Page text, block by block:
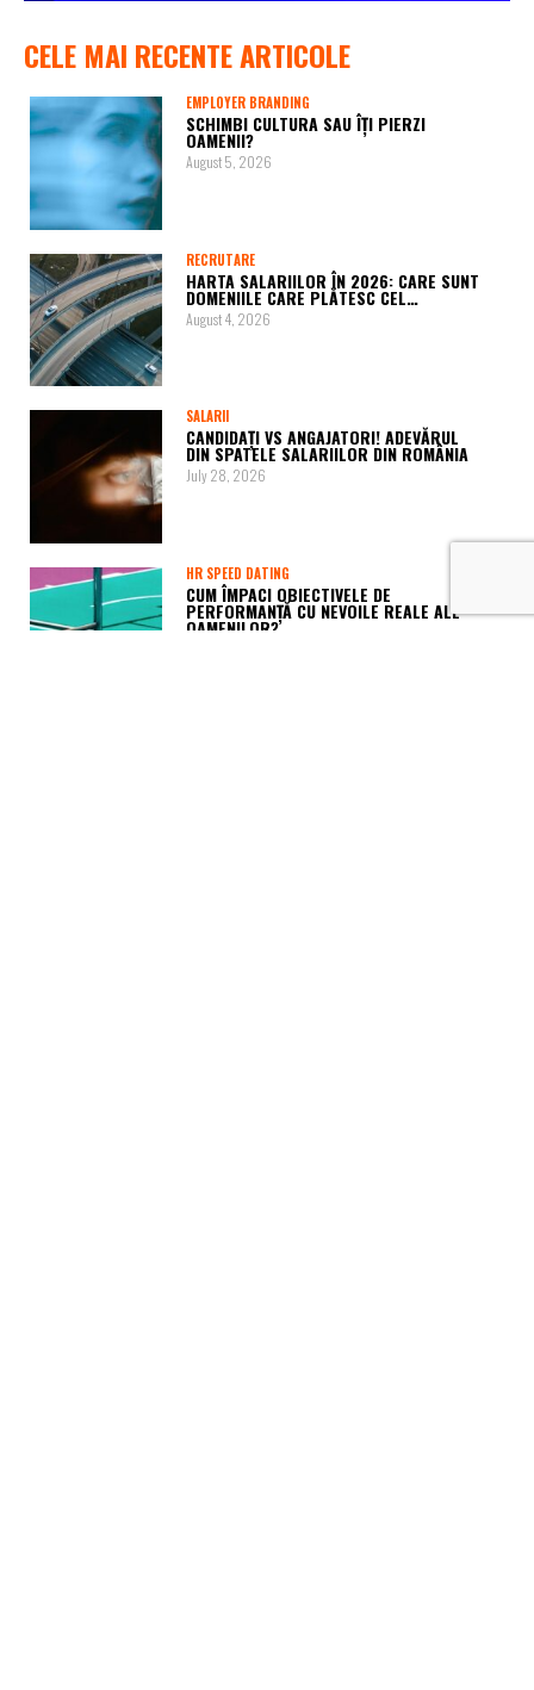
CELE MAI RECENTE ARTICOLE
EMPLOYER BRANDING
SCHIMBI CULTURA SAU ÎȚI PIERZI
OAMENII?
August 5, 2026
RECRUTARE
HARTA SALARIILOR ÎN 2026: CARE SUNT
DOMENIILE CARE PLĂTESC CEL…
August 4, 2026
SALARII
CANDIDAȚI VS ANGAJATORI! ADEVĂRUL
DIN SPATELE SALARIILOR DIN ROMÂNIA
July 28, 2026
HR SPEED DATING
CUM ÎMPACI OBIECTIVELE DE
PERFORMANȚĂ CU NEVOILE REALE ALE
OAMENILOR?